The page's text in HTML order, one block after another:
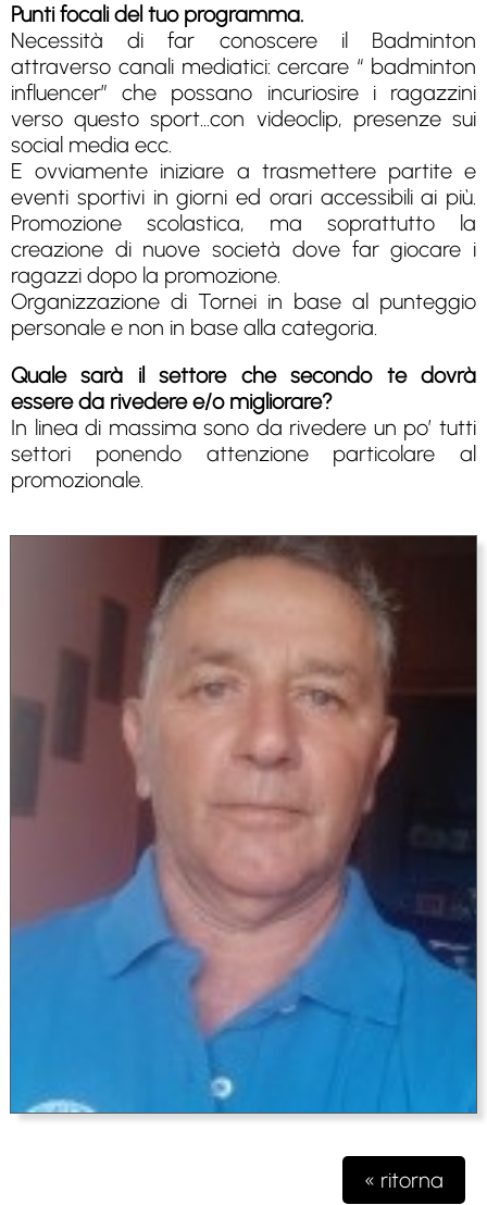
Punti focali del tuo programma.
Necessità di far conoscere il Badminton
attraverso canali mediatici: cercare “ badminton
influencer” che possano incuriosire i ragazzini
verso questo sport...con videoclip, presenze sui
social media ecc.
E ovviamente iniziare a trasmettere partite e
eventi sportivi in giorni ed orari accessibili ai più.
Promozione scolastica, ma soprattutto la
creazione di nuove società dove far giocare i
ragazzi dopo la promozione.
Organizzazione di Tornei in base al punteggio
personale e non in base alla categoria.
Quale sarà il settore che secondo te dovrà
essere da rivedere e/o migliorare?
In linea di massima sono da rivedere un po’ tutti
settori ponendo attenzione particolare al
promozionale.
« ritorna